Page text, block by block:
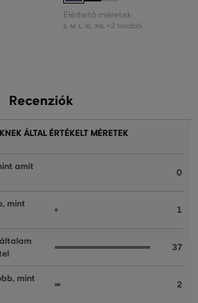
Elérhető méretek:
S M L XL XXL +2 további
Recenziók
ÁLTAL ÉRTÉKELT MÉRETEK
amit
0
mint
1
37
mint
2